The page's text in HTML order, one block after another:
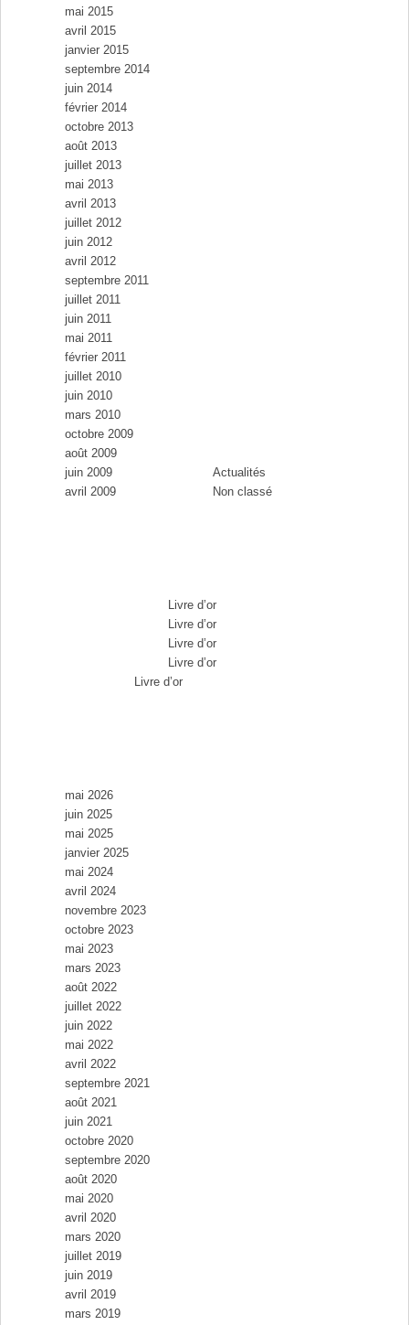
mai 2015
avril 2015
janvier 2015
septembre 2014
juin 2014
février 2014
octobre 2013
août 2013
juillet 2013
mai 2013
avril 2013
juillet 2012
juin 2012
avril 2012
septembre 2011
juillet 2011
juin 2011
mai 2011
février 2011
juillet 2010
juin 2010
mars 2010
octobre 2009
août 2009
juin 2009
avril 2009
Actualités
Non classé
Livre d’or
Livre d’or
Livre d’or
Livre d’or
Livre d’or
mai 2026
juin 2025
mai 2025
janvier 2025
mai 2024
avril 2024
novembre 2023
octobre 2023
mai 2023
mars 2023
août 2022
juillet 2022
juin 2022
mai 2022
avril 2022
septembre 2021
août 2021
juin 2021
octobre 2020
septembre 2020
août 2020
mai 2020
avril 2020
mars 2020
juillet 2019
juin 2019
avril 2019
mars 2019